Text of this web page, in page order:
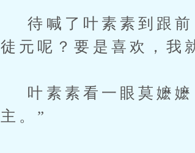
待喊了叶素素到跟前
徒元呢？要是喜欢，我
叶素素看一眼莫嬷嬷
主。”